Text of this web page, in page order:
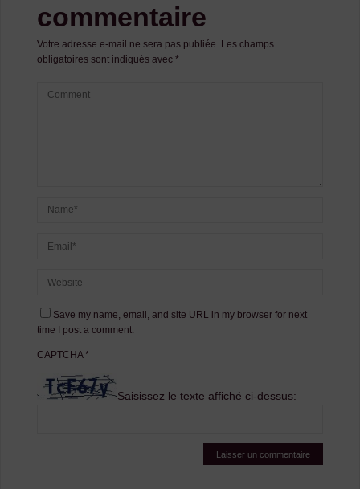
commentaire
Votre adresse e-mail ne sera pas publiée. Les champs
obligatoires sont indiqués avec *
Save my name, email, and site URL in my browser for next
time I post a comment.
CAPTCHA*
Saisissez le texte affiché ci-dessus: